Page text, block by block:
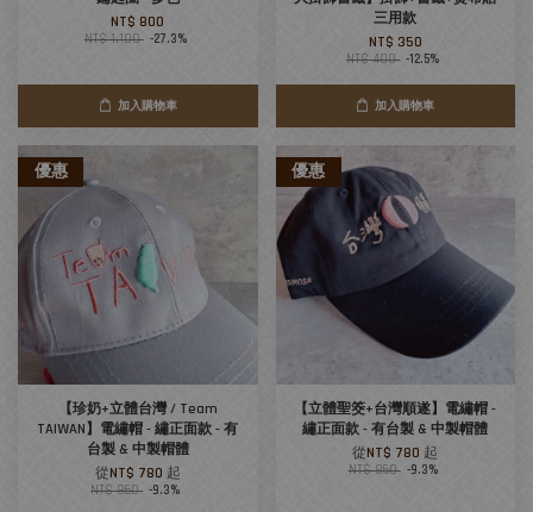
NT$ 800
NT$ 1,100 -27.3%
加入購物車
三用款
NT$ 350
NT$ 400 -12.5%
加入購物車
優惠
【珍奶+立體台灣 / Team
TAIWAN】電繡帽 - 繡正面款 - 有
台製 & 中製帽體
從NT$ 780 起
NT$ 860 -9.3%
優惠
【立體聖筊+台灣順遂】電繡帽 -
繡正面款 - 有台製 & 中製帽體
從NT$ 780 起
NT$ 860 -9.3%